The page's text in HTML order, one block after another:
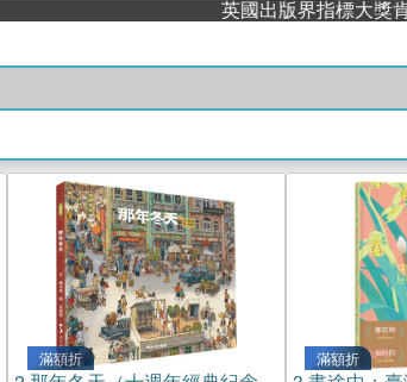
英國出版界指標大獎肯定！A.F.
滿額折 滿額折